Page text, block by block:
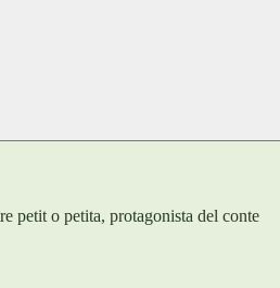
petit o petita, protagonista del conte